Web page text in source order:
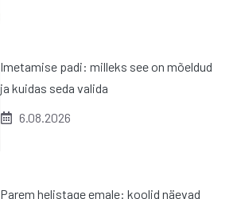
Imetamise padi: milleks see on mõeldud
ja kuidas seda valida
6.08.2026
Parem helistage emale: koolid näevad